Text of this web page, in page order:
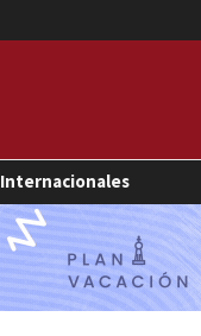
Internacionales